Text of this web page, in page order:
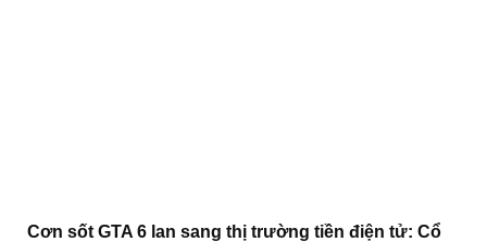
Cơn sốt GTA 6 lan sang thị trường tiền điện tử: Cổ